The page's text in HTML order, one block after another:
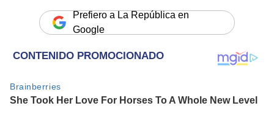
Prefiero a La República en
Google